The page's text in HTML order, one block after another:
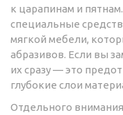
к царапинам и
специальные
мягкой мебели,
абразивов. Если вы
их сразу — это
глубокие слои
Отдельного